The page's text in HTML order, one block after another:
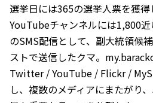
選挙日には365の選挙人票を獲
YouTubeチャンネルには1,800
のSMS配信として、副大統領候
ストで送信したクマ。
Twitter / YouTube / Flickr /
し、複数のメディアにまたがり